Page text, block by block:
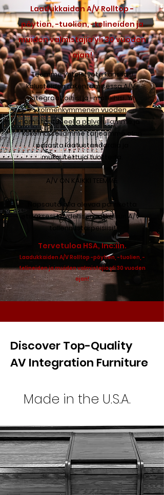
Laadukkaiden A/V Rolltop -
pöytien, -tuolien, -telineiden ja
muiden valmistajia yli 30 vuoden
ajan!
Teemme yhteistyötä kanssasi
kalusteiden rakentamisessa A/V-
integraatioihisi ja -malleihisi. Yli
kolmenkymmenen vuoden
omistautuneella palvelullamme ja
kokemuksellamme tarjoamme alan
parasta laatustandardia ja
mukautettuja tuotteita.
A/V ON KAIKKI TEEMME.
Napsauta alla olevaa painiketta
etsiäksesi täydellisen ratkaisun A/V-
tallennustarpeisiisi!
Tervetuloa HSA, Inc:iin.
Laadukkaiden A/V Rolltop -pöytien, -tuolien, -
telineiden ja muiden valmistajia yli 30 vuoden
ajan!
Discover Top-Quality
AV Integration Furniture
Made in the U.S.A.